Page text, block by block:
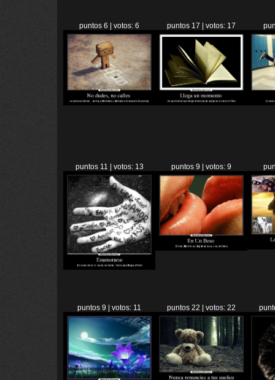
puntos 6 | votos: 6 puntos 17 | votos: 17
puntos 11 | votos: 13 puntos 9 | votos: 9
puntos 9 | votos: 11 puntos 22 | votos: 22